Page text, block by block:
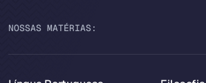
NOSSAS MATÉRIAS: